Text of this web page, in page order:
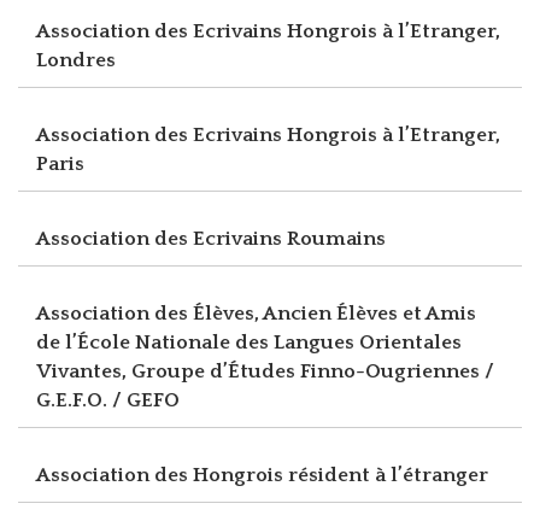
Association des Ecrivains Hongrois à l’Etranger,
Londres
Association des Ecrivains Hongrois à l’Etranger,
Paris
Association des Ecrivains Roumains
Association des Élèves, Ancien Élèves et Amis
de l’École Nationale des Langues Orientales
Vivantes, Groupe d’Études Finno-Ougriennes /
G.E.F.O. / GEFO
Association des Hongrois résident à l’étranger